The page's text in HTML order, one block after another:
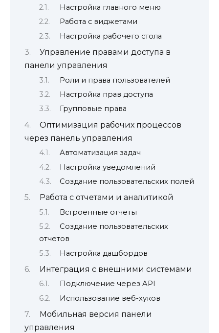
Настройка главного меню
Работа с виджетами
Настройка рабочего стола
Управление правами доступа в
панели управления
Роли и права пользователей
Настройка прав доступа
Групповые права
Оптимизация рабочих процессов
через панель управления
Автоматизация задач
Настройка уведомлений
Создание пользовательских полей
Работа с отчетами и аналитикой
Встроенные отчеты
Создание пользовательских
отчетов
Настройка дашбордов
Интеграция с внешними системами
Подключение через API
Использование веб-хуков
Мобильная версия панели
управления